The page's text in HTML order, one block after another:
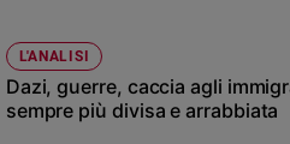
e
giustizia
Sport
L'ANALISI
Dazi, guerre, caccia agli
sempre più divisa e arrabbiata